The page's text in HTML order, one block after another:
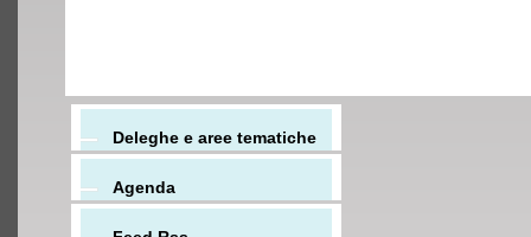
Deleghe e aree tematiche
Agenda